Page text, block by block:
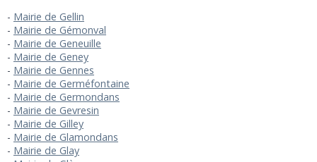
Mairie de Gellin
Mairie de Gémonval
Mairie de Geneuille
Mairie de Geney
Mairie de Gennes
Mairie de Germéfontaine
Mairie de Germondans
Mairie de Gevresin
Mairie de Gilley
Mairie de Glamondans
Mairie de Glay